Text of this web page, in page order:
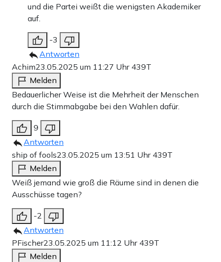
und die Partei weißt die wenigsten Akademiker
auf.
-3
Antworten
Achim23.05.2025 um 11:27 Uhr 439T
Melden
Bedauerlicher Weise ist die Mehrheit der Menschen
durch die Stimmabgabe bei den Wahlen dafür.
9
Antworten
ship of fools23.05.2025 um 13:51 Uhr 439T
Melden
Weiß jemand wie groß die Räume sind in denen die
Ausschüsse tagen?
-2
Antworten
PFischer23.05.2025 um 11:12 Uhr 439T
Melden